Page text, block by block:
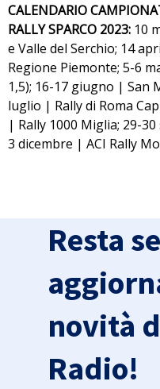
CALENDARIO
RALLY SPARCO 2023: 10
e Valle del Serchio; 14
Regione Piemonte; 5-6
1,5); 16-17 giugno | San
luglio | Rally di Roma
| Rally 1000 Miglia; 29-
3 dicembre | ACI Rally
Resta
novità
Radio!